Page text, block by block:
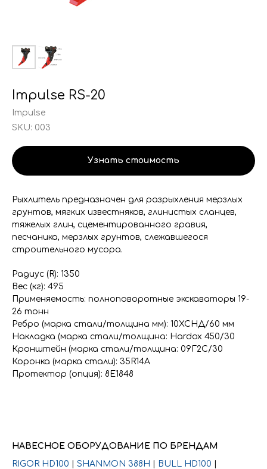
Impulse RS-20
Impulse
SKU: 003
Узнать стоимость
Рыхлитель предназначен для разрыхления мерзлых
грунтов, мягких известняков, глинистых сланцев,
тяжелых глин, сцементированного гравия,
песчаника, мерзлых грунтов, слежавшегося
строительного мусора.
Радиус (R): 1350
Вес (кг): 495
Применяемость: полноповоротные экскаваторы 19-
26 тонн
Ребро (марка стали/толщина мм): 10ХСНД/60 мм
Накладка (марка стали/толщина: Hardox 450/30
Кронштейн (марка стали/толщина: 09Г2С/30
Коронка (марка стали): 35R14A
Протектор (опция): 8E1848
НАВЕСНОЕ ОБОРУДОВАНИЕ ПО БРЕНДАМ
RIGOR HD100
SHANMON 388H BULL HD100